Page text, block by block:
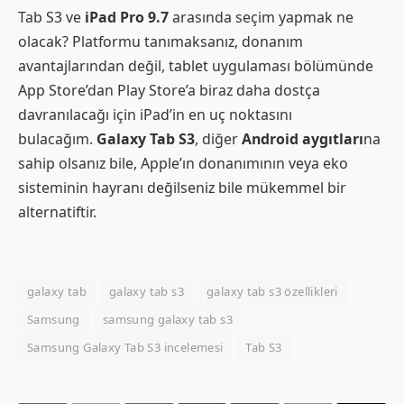
Tab S3 ve iPad Pro 9.7arasında seçim yapmak ne
olacak? Platformu tanımaksanız, donanım
avantajlarından değil, tablet uygulaması bölümünde
App Store’dan Play Store’a biraz daha dostça
davranılacağı için iPad’in en uç noktasını
bulacağım. Galaxy Tab S3, diğerAndroid aygıtlarına
sahip olsanız bile, Apple’ın donanımının veya eko
sisteminin hayranı değilseniz bile mükemmel bir
alternatiftir.
galaxy tab galaxy tab s3
galaxy tab s3 özellikleri
Samsung
samsung galaxy tab s3
Samsung Galaxy Tab S3 incelemesi
Tab S3